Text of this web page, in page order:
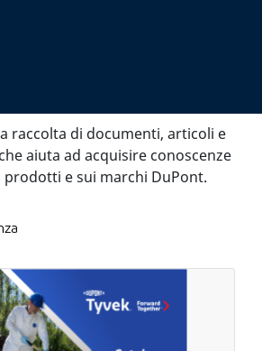
raccolta di documenti, articoli e
aiuta ad acquisire conoscenze
e sui marchi DuPont.